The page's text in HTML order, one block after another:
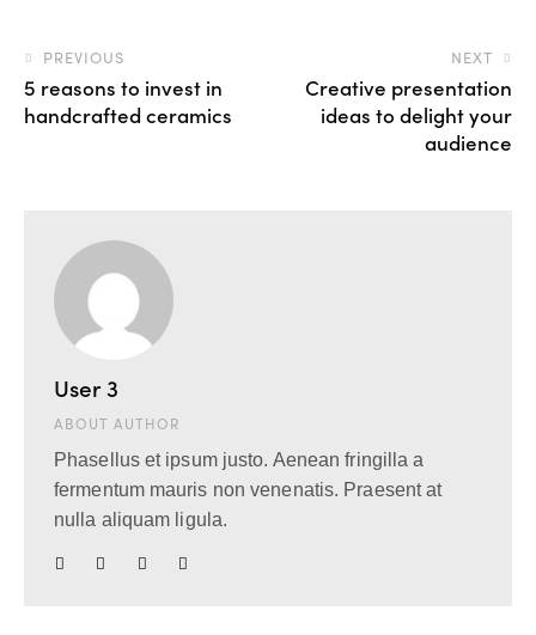
PREVIOUS
5 reasons to invest in
handcrafted ceramics
NEXT
Creative presentation
ideas to delight your
audience
User 3
ABOUT AUTHOR
Phasellus et ipsum justo. Aenean fringilla a
fermentum mauris non venenatis. Praesent at
nulla aliquam ligula.